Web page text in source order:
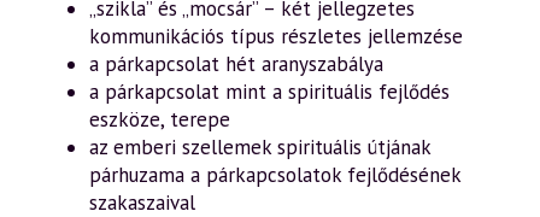
„szikla” és „mocsár” – két jellegzetes
kommunikációs típus részletes jellemzése
a párkapcsolat hét aranyszabálya
a párkapcsolat mint a spirituális fejlődés
eszköze, terepe
az emberi szellemek spirituális útjának
párhuzama a párkapcsolatok fejlődésének
szakaszaival